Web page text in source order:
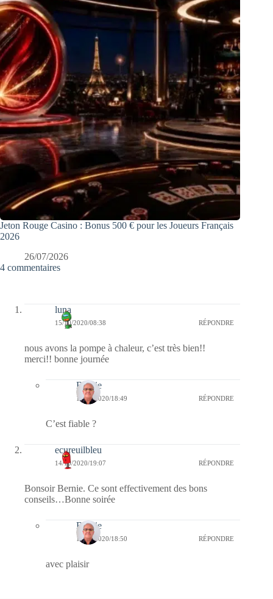
Jeton Rouge Casino : Bonus 500 € pour les Joueurs Français
2026
26/07/2026
4 commentaires
luna
15/10/2020/08:38 RÉPONDRE
nous avons la pompe à chaleur, c’est très bien!!
merci!! bonne journée
Bernie
15/10/2020/18:49 RÉPONDRE
C’est fiable ?
ecureuilbleu
14/10/2020/19:07 RÉPONDRE
Bonsoir Bernie. Ce sont effectivement des bons
conseils…Bonne soirée
Bernie
15/10/2020/18:50 RÉPONDRE
avec plaisir